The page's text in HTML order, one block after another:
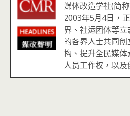
媒体改造学社(简
2003年5月4日，
界、社运团体等
的各界人士共同
构、提升全民媒
人员工作权，以及